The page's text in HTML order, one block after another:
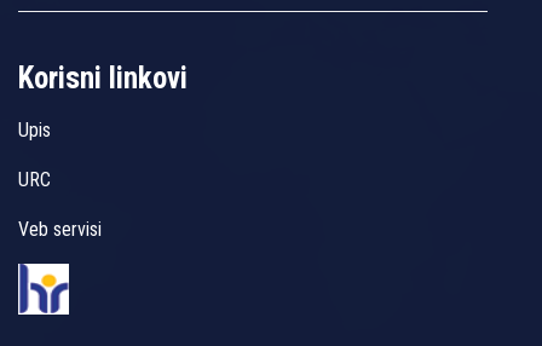
Korisni linkovi
Upis
URC
Veb servisi